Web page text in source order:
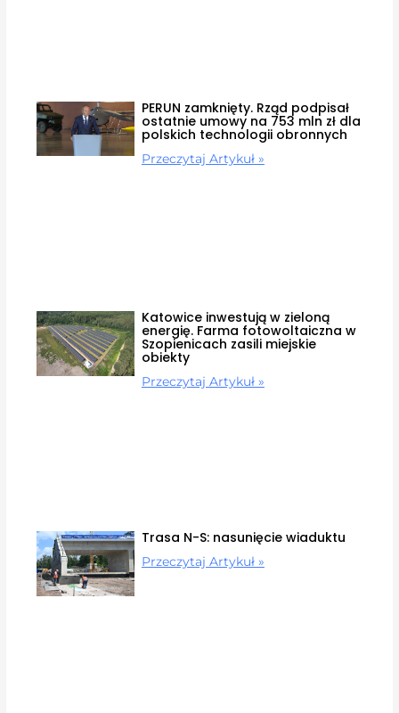
PERUN zamknięty. Rząd podpisał
ostatnie umowy na 753 mln zł dla
polskich technologii obronnych
Przeczytaj Artykuł »
Katowice inwestują w zieloną
energię. Farma fotowoltaiczna w
Szopienicach zasili miejskie
obiekty
Przeczytaj Artykuł »
Trasa N-S: nasunięcie wiaduktu
Przeczytaj Artykuł »